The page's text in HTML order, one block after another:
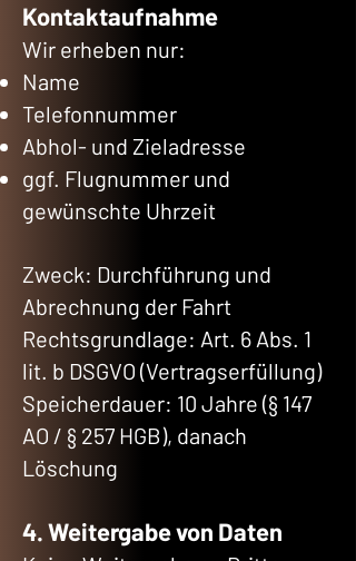
Kontaktaufnahme
Wir erheben nur:
Name
Telefonnummer
Abhol- und Zieladresse
ggf. Flugnummer und
gewünschte Uhrzeit
Zweck: Durchführung und
Abrechnung der Fahrt
Rechtsgrundlage: Art. 6 Abs. 1
lit. b DSGVO (Vertragserfüllung)
Speicherdauer: 10 Jahre (§ 147
AO / § 257 HGB), danach
Löschung
4. Weitergabe von Daten